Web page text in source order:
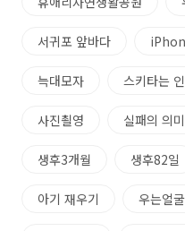
서귀포 앞바다
늑대모자 스키타는
사진쵤영 실패의 의미
생후3개월 생후82일
아기 재우기 우는얼굴